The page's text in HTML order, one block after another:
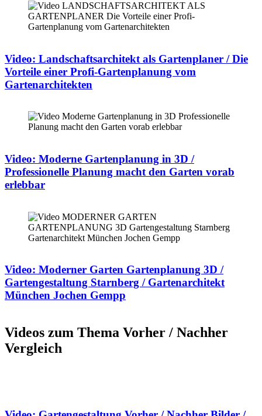
Video: Landschaftsarchitekt als Gartenplaner / Die
Vorteile einer Profi-Gartenplanung vom
Gartenarchitekten
Video: Moderne Gartenplanung in 3D /
Professionelle Planung macht den Garten vorab
erlebbar
Video: Moderner Garten Gartenplanung 3D /
Gartengestaltung Starnberg / Gartenarchitekt
München Jochen Gempp
Videos zum Thema Vorher / Nachher
Vergleich